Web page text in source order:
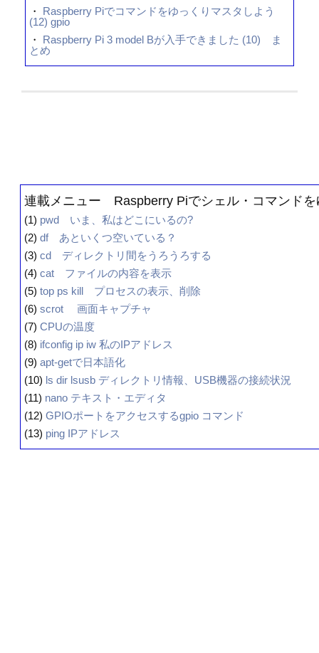
・
Raspberry Piでコマンドをゆっくりマスタしよう
(12) gpio
・
Raspberry Pi 3 model Bが入手できました (10) ま
とめ
連載メニュー Raspberry Piでシェル・コマンドを
(1) pwd いま、私はどこにいるの?
(2) df あといくつ空いている？
(3) cd ディレクトリ間をうろうろする
(4) cat ファイルの内容を表示
(5) top ps kill プロセスの表示、削除
(6) scrot 画面キャプチャ
(7) CPUの温度
(8) ifconfig ip iw 私のIPアドレス
(9) apt-getで日本語化
(10) ls dir lsusb ディレクトリ情報、USB機器の接続状況
(11) nano テキスト・エディタ
(12) GPIOポートをアクセスするgpio コマンド
(13) ping IPアドレス